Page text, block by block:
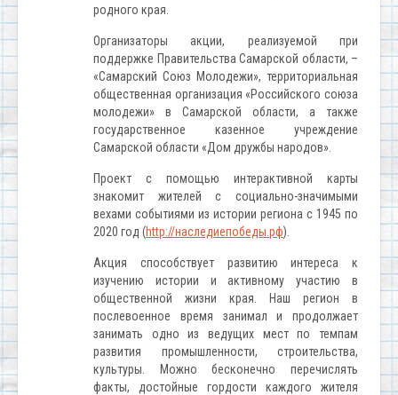
родного края.
Организаторы акции, реализуемой при
поддержке Правительства Самарской области, –
«Самарский Союз Молодежи», территориальная
общественная организация «Российского союза
молодежи» в Самарской области, а также
государственное казенное учреждение
Самарской области «Дом дружбы народов».
Проект с помощью интерактивной карты
знакомит жителей с социально-значимыми
вехами событиями из истории региона с 1945 по
2020 год (http://наследиепобеды.рф).
Акция способствует развитию интереса к
изучению истории и активному участию в
общественной жизни края. Наш регион в
послевоенное время занимал и продолжает
занимать одно из ведущих мест по темпам
развития промышленности, строительства,
культуры. Можно бесконечно перечислять
факты, достойные гордости каждого жителя